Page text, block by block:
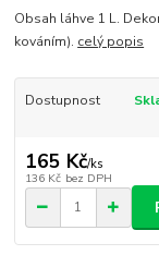
Obsah láhve 1 L.
kováním). celý popis
Dostupnost
165 Kč/ks
136 Kč bez DPH